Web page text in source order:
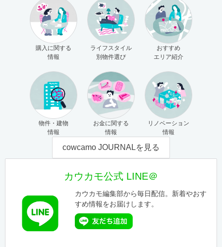
購入に関する
情報
ライフスタイル
別物件選び
おすすめ
エリア紹介
物件・建物
情報
お金に関する
情報
リノベーション
情報
cowcamo JOURNALを見る
カウカモ公式 LINE＠
カウカモ編集部から毎日配信。新着やおす
すめ情報をお届けします。